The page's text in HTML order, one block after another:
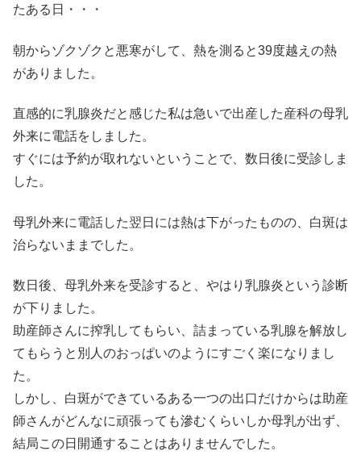
たある日・・・
朝からゾクゾクと悪寒がして、熱を測ると39度越えの熱
がありました。
直感的に乳腺炎だと感じた私は急いで出産した産科の母乳
外来に電話をしました。
すぐには予約が取れないということで、数日後に受診しま
した。
母乳外来に電話した翌日には熱は下がったものの、白斑は
治らないままでした。
数日後、母乳外来を受診すると、やはり乳腺炎という診断
が下りました。
助産師さんに搾乳してもらい、詰まっている乳腺を解放し
てもらうと別人のおっぱいのようにすごく楽になりまし
た。
しかし、白斑ができているある一つの出口だけからは助産
師さんがどんなに頑張っても滲むくらいしか母乳が出ず、
結局この日開通することはありませんでした。